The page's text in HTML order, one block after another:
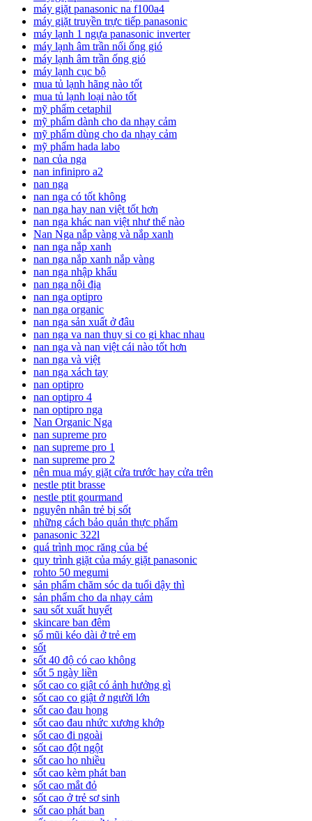
máy giặt panasonic na f100a4
máy giặt truyền trực tiếp panasonic
máy lạnh 1 ngựa panasonic inverter
máy lạnh âm trần nối ống gió
máy lạnh âm trần ống gió
máy lạnh cục bộ
mua tủ lạnh hãng nào tốt
mua tủ lạnh loại nào tốt
mỹ phẩm cetaphil
mỹ phẩm dành cho da nhạy cảm
mỹ phẩm dùng cho da nhạy cảm
mỹ phẩm hada labo
nan của nga
nan infinipro a2
nan nga
nan nga có tốt không
nan nga hay nan việt tốt hơn
nan nga khác nan việt như thế nào
Nan Nga nắp vàng và nắp xanh
nan nga nắp xanh
nan nga nắp xanh nắp vàng
nan nga nhập khẩu
nan nga nội địa
nan nga optipro
nan nga organic
nan nga sản xuất ở đâu
nan nga va nan thuy si co gi khac nhau
nan nga và nan việt cái nào tốt hơn
nan nga và việt
nan nga xách tay
nan optipro
nan optipro 4
nan optipro nga
Nan Organic Nga
nan supreme pro
nan supreme pro 1
nan supreme pro 2
nên mua máy giặt cửa trước hay cửa trên
nestle ptit brasse
nestle ptit gourmand
nguyên nhân trẻ bị sốt
những cách bảo quản thực phẩm
panasonic 322l
quá trình mọc răng của bé
quy trình giặt của máy giặt panasonic
rohto 50 megumi
sản phẩm chăm sóc da tuổi dậy thì
sản phẩm cho da nhạy cảm
sau sốt xuất huyết
skincare ban đêm
sổ mũi kéo dài ở trẻ em
sốt
sốt 40 độ có cao không
sốt 5 ngày liền
sốt cao co giật có ảnh hưởng gì
sốt cao co giật ở người lớn
sốt cao đau họng
sốt cao đau nhức xương khớp
sốt cao đi ngoài
sốt cao đột ngột
sốt cao ho nhiều
sốt cao kèm phát ban
sốt cao mắt đỏ
sốt cao ở trẻ sơ sinh
sốt cao phát ban